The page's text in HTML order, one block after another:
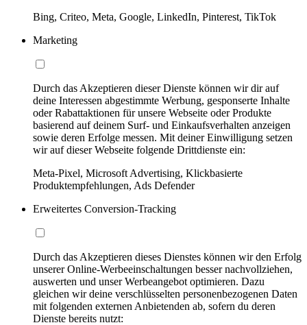
Bing, Criteo, Meta, Google, LinkedIn, Pinterest, TikTok
Marketing
Durch das Akzeptieren dieser Dienste können wir dir auf
deine Interessen abgestimmte Werbung, gesponserte Inhalte
oder Rabattaktionen für unsere Webseite oder Produkte
basierend auf deinem Surf- und Einkaufsverhalten anzeigen
sowie deren Erfolge messen. Mit deiner Einwilligung setzen
wir auf dieser Webseite folgende Drittdienste ein:
Meta-Pixel, Microsoft Advertising, Klickbasierte
Produktempfehlungen, Ads Defender
Erweitertes Conversion-Tracking
Durch das Akzeptieren dieses Dienstes können wir den Erfolg
unserer Online-Werbeeinschaltungen besser nachvollziehen,
auswerten und unser Werbeangebot optimieren. Dazu
gleichen wir deine verschlüsselten personenbezogenen Daten
mit folgenden externen Anbietenden ab, sofern du deren
Dienste bereits nutzt: